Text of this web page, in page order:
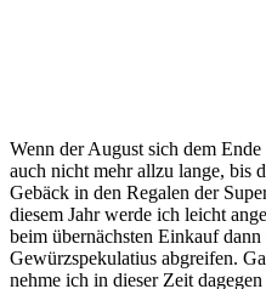
Wenn der August sich dem
auch nicht mehr allzu lange, bis
Gebäck in den Regalen der
diesem Jahr werde ich leicht
beim übernächsten Einkauf
Gewürzspekulatius abgreifen.
nehme ich in dieser Zeit